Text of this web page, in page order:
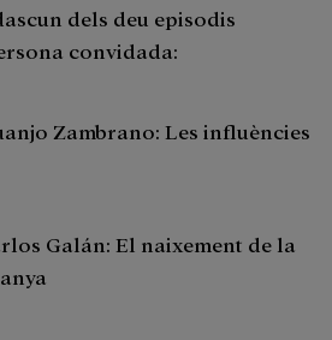
dels deu episodis
convidada:
Zambrano: Les influències
Galán: El naixement de la